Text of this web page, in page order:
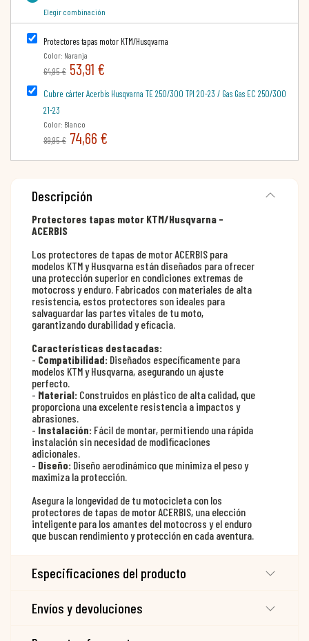
Elegir combinación
Protectores tapas motor KTM/Husqvarna
Color: Naranja
64,95 € 53,91 €
Cubre cárter Acerbis Husqvarna TE 250/300 TPI 20-23 / Gas Gas EC 250/300
21-23
Color: Blanco
89,95 € 74,66 €
Descripción
Protectores tapas motor KTM/Husqvarna -
ACERBIS
Los protectores de tapas de motor ACERBIS para
modelos KTM y Husqvarna están diseñados para ofrecer
una protección superior en condiciones extremas de
motocross y enduro. Fabricados con materiales de alta
resistencia, estos protectores son ideales para
salvaguardar las partes vitales de tu moto,
garantizando durabilidad y eficacia.
Características destacadas:
- Compatibilidad: Diseñados específicamente para
modelos KTM y Husqvarna, asegurando un ajuste
perfecto.
- Material: Construidos en plástico de alta calidad, que
proporciona una excelente resistencia a impactos y
abrasiones.
- Instalación: Fácil de montar, permitiendo una rápida
instalación sin necesidad de modificaciones
adicionales.
- Diseño: Diseño aerodinámico que minimiza el peso y
maximiza la protección.
Asegura la longevidad de tu motocicleta con los
protectores de tapas de motor ACERBIS, una elección
inteligente para los amantes del motocross y el enduro
que buscan rendimiento y protección en cada aventura.
Especificaciones del producto
Envíos y devoluciones